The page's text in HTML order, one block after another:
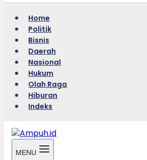
Home
Politik
Bisnis
Daerah
Nasional
Hukum
Olah Raga
Hiburan
Indeks
MENU